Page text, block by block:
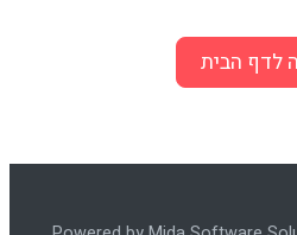
לדף הבית